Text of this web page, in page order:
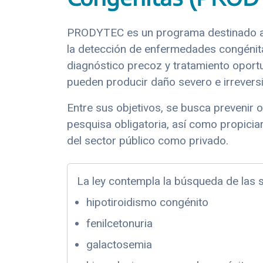
PRODYTEC es un programa
la detección de enfermedades
diagnóstico precoz y tratamiento
pueden producir daño severo e
Entre sus objetivos, se busca prevenir
pesquisa obligatoria, así como
del sector público como privado.
La ley contempla la búsqueda de las
hipotiroidismo congénito
fenilcetonuria
galactosemia